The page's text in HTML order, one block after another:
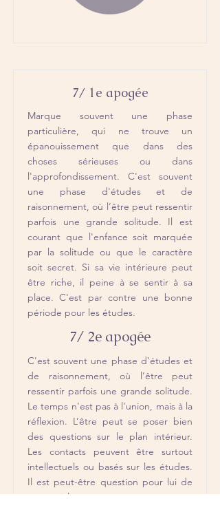
7/ 1e apogée
Marque souvent une phase
particulière, qui ne trouve un
épanouissement que dans des
choses sérieuses ou dans
l'approfondissement. C'est souvent
une phase d'études et de
raisonnement, où l’être peut ressentir
parfois une grande solitude. Il est
courant que l'enfance soit marquée
par la solitude ou que le caractère
soit secret. Si sa vie intérieure peut
être riche, il peine à se sentir à sa
place. C'est par contre une bonne
période pour les études.
7/ 2e apogée
C'est souvent une phase d'études et
de raisonnement, où l’être peut
ressentir parfois une grande solitude.
Le temps n'est pas à l'union, mais à la
réflexion. L’être peut se poser bien
des questions sur le plan intérieur.
Les contacts peuvent être surtout
intellectuels ou basés sur les études.
Il est peut-être question pour lui de
se spécialiser.